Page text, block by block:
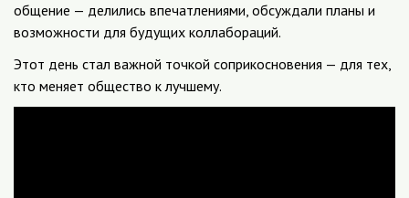
общение — делились впечатлениями, обсуждали планы и
возможности для будущих коллабораций.
Этот день стал важной точкой соприкосновения — для тех,
кто меняет общество к лучшему.